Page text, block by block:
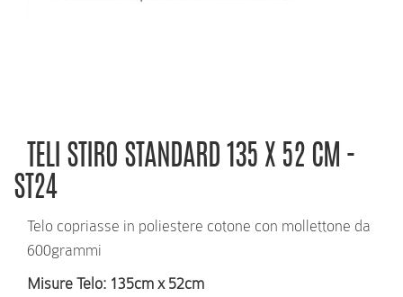
TELI STIRO STANDARD 135 X 52 CM -
ST24
Telo copriasse in poliestere cotone con mollettone da
600grammi
Misure Telo: 135cm x 52cm